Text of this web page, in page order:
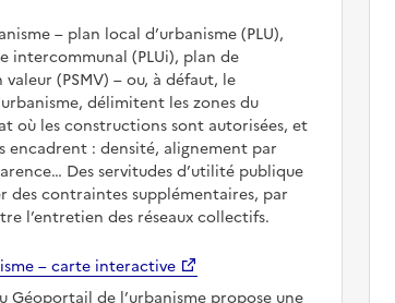
– plan local d’urbanisme (PLU),
intercommunal (PLUi), plan de
(PSMV) – ou, à défaut, le
délimitent les zones du
où les constructions sont autorisées, et
encadrent : densité, alignement par
Des servitudes d’utilité publique
des contraintes supplémentaires, par
l’entretien des réseaux collectifs.
– carte interactive
Géoportail de l’urbanisme propose une